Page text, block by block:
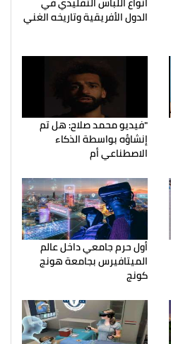
الدول الأفريقية وتاريخه الغني
"فيديو محمد صلاح: هل تم
إنشاؤه بواسطة الذكاء
الاصطناعي أم
أول حرم جامعي داخل عالم
الميتافيرس بجامعة هونج
كونج